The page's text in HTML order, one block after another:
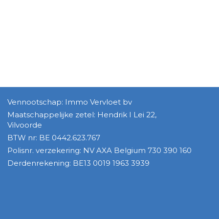
Vennootschap: Immo Vervloet bv
Maatschappelijke zetel: Hendrik I Lei 22,
Vilvoorde
BTW nr: BE 0442.623.767
Polisnr. verzekering: NV AXA Belgium 730 390 160
Derdenrekening: BE13 0019 1963 3939